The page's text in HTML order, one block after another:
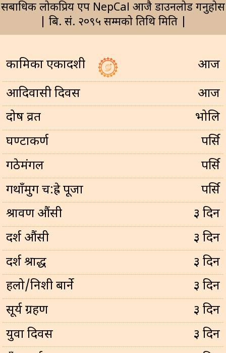
सर्बाधिक लोकप्रिय एप NepCal आजै डाउनलोड गर्नुहोस
| बि. सं. २०९५ सम्मको तिथि मिति |
कामिका एकादशी
आज
आदिवासी दिवस
आज
प्रदोष व्रत
भोलि
घण्टाकर्ण
पर्सि
गठेमंगल
पर्सि
गथाँमुग च:ह्रे पूजा
पर्सि
श्रावण औंसी
३ दिन
दर्श औंसी
३ दिन
दर्श श्राद्ध
३ दिन
हलो/निशी बार्ने
३ दिन
सूर्य ग्रहण
३ दिन
युवा दिवस
३ दिन